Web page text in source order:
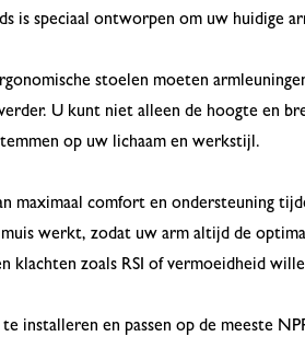
is speciaal ontworpen om uw huidige
stoelen moeten
U kunt niet alleen de hoogte en
op uw lichaam en werkstijl.
maximaal comfort en ondersteuning
werkt, zodat uw arm altijd de
klachten zoals RSI of vermoeidheid
installeren en passen op de meeste